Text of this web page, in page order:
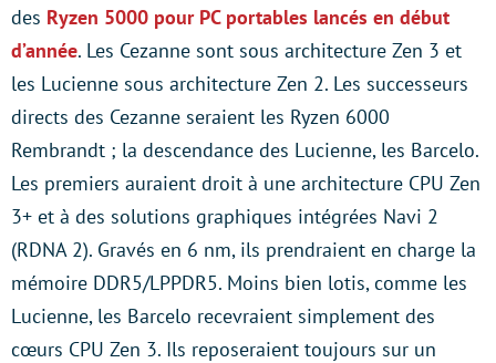
des Ryzen 5000 pour PC portables lancés en début
d’année. Les Cezanne sont sous architecture Zen 3 et
les Lucienne sous architecture Zen 2. Les successeurs
directs des Cezanne seraient les Ryzen 6000
Rembrandt ; la descendance des Lucienne, les Barcelo.
Les premiers auraient droit à une architecture CPU Zen
3+ et à des solutions graphiques intégrées Navi 2
(RDNA 2). Gravés en 6 nm, ils prendraient en charge la
mémoire DDR5/LPPDR5. Moins bien lotis, comme les
Lucienne, les Barcelo recevraient simplement des
cœurs CPU Zen 3. Ils reposeraient toujours sur un